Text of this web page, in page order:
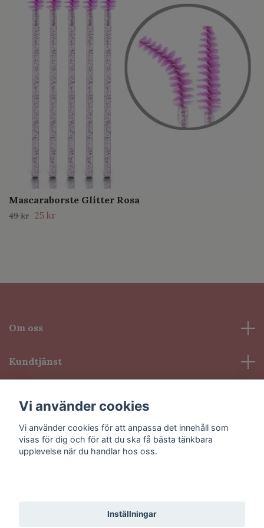
Mascaraborste Glitter Rosa
49 kr 25 kr
Om oss
Kundtjänst
Sociala medier
© 2026 VioLash
Vi använder cookies
Vi använder cookies för att anpassa det innehåll som
visas för dig och för att du ska få bästa tänkbara
upplevelse när du handlar hos oss.
Inställningar